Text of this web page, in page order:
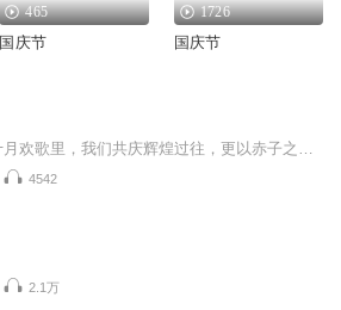
465
国庆节
1726
国庆节
4542
2.1万